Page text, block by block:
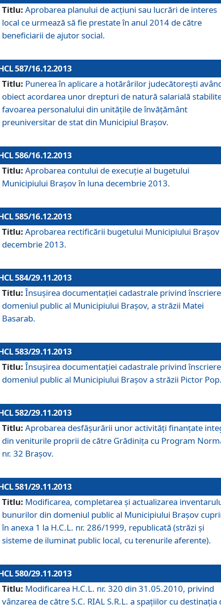
Titlu: Aprobarea planului de acţiuni sau lucrări de interes
local ce urmează să fie prestate în anul 2014 de către
beneficiarii de ajutor social.
587/16.12.2013
Titlu: Punerea în aplicare a hotărârilor judecătoreşti
obiect acordarea unor drepturi de natură salarială
favoarea personalului din unităţile de învăţământ
preuniversitar de stat din Municipiul Braşov.
586/16.12.2013
Titlu: Aprobarea contului de execuţie al bugetului
Municipiului Braşov în luna decembrie 2013.
585/16.12.2013
Titlu: Aprobarea rectificării bugetului Municipiului Braşov
decembrie 2013.
584/29.11.2013
Titlu: Însuşirea documentaţiei cadastrale privind
domeniul public al Municipiului Braşov, a străzii Matei
Basarab.
583/29.11.2013
Titlu: Însuşirea documentaţiei cadastrale privind
domeniul public al Municipiului Braşov a străzii Pictor
582/29.11.2013
Titlu: Aprobarea desfăşurării unor activităţi finanţate
din veniturile proprii de către Grădiniţa cu Program
nr. 32 Braşov.
581/29.11.2013
Titlu: Modificarea, completarea şi actualizarea
bunurilor din domeniul public al Municipiului Braşov
în anexa 1 la H.C.L. nr. 286/1999, republicată (străzi şi
sisteme de iluminat public local, cu terenurile aferente).
580/29.11.2013
Titlu: Modificarea H.C.L. nr. 320 din 31.05.2010, privind
vânzarea de către S.C. RIAL S.R.L. a spaţiilor cu destinaţia